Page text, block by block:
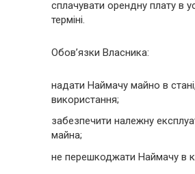
сплачувати орендну плату в
терміні.
Обов’язки Власника:
надати Наймачу майно в
використання;
забезпечити належну
майна;
не перешкоджати Наймачу в